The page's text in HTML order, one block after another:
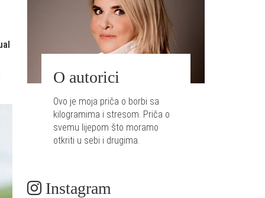
O autorici
Ovo je moja priča o borbi sa
kilogramima i stresom. Priča o
svemu lijepom što moramo
otkriti u sebi i drugima.
Instagram